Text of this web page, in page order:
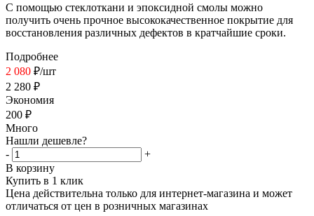
С помощью стеклоткани и эпоксидной смолы можно
получить очень прочное высококачественное покрытие для
восстановления различных дефектов в кратчайшие сроки.
Подробнее
2 080 ₽/шт
2 280 ₽
Экономия
200 ₽
Много
Нашли дешевле?
-
+
В корзину
Купить в 1 клик
Цена действительна только для интернет-магазина и может
отличаться от цен в розничных магазинах